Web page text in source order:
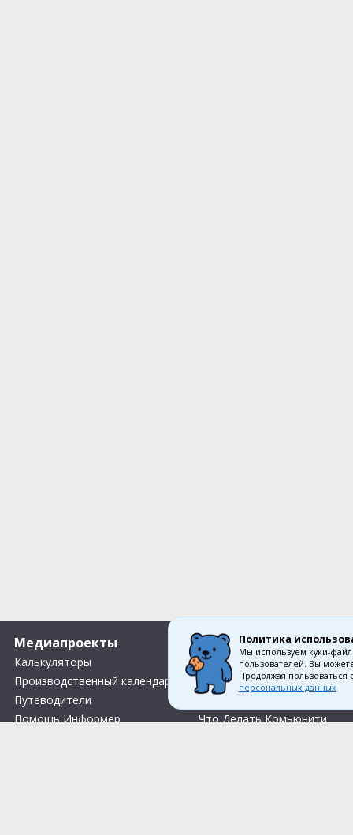
Медиапроекты
Калькуляторы
Производственный календарь
Путеводители
Помощь Информер
О компании
Вакансии
Контакты
О нас
Что Делать Комьюнити
Политика
Мы используем куки-
пользователей. Вы
Продолжая
персональных данных